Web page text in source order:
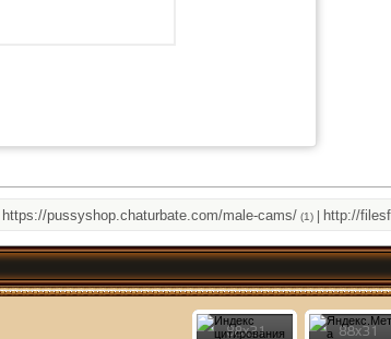
pussyshop.chaturbate.com/male-cams/(1)|http://